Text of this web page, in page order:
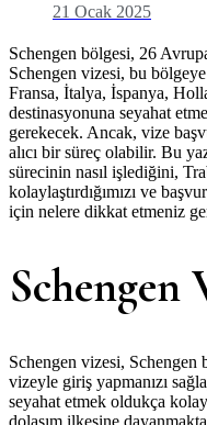
21 Ocak 2025
Schengen bölgesi, 26
Schengen vizesi, bu
Fransa, İtalya, İspanya,
destinasyonuna seyahat
gerekecek. Ancak, vize
alıcı bir süreç olabilir. Bu
sürecinin nasıl işlediğini,
kolaylaştırdığımızı ve
için nelere dikkat etmeniz
Schengen
Schengen vizesi,
vizeyle giriş yapmanızı
seyahat etmek oldukça
dolaşım ilkesine